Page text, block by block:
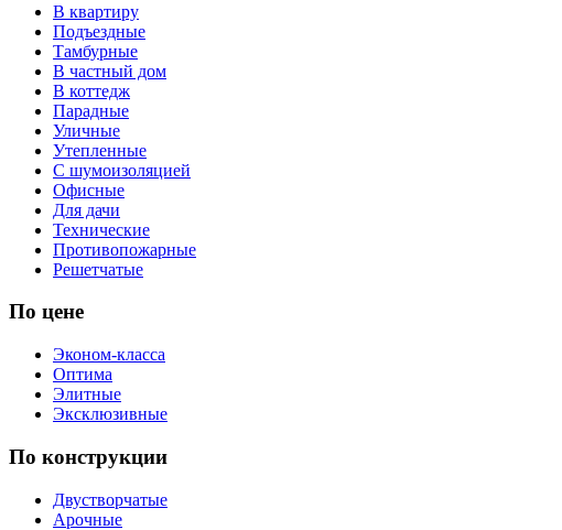
В квартиру
Подъездные
Тамбурные
В частный дом
В коттедж
Парадные
Уличные
Утепленные
С шумоизоляцией
Офисные
Для дачи
Технические
Противопожарные
Решетчатые
По цене
Эконом-класса
Оптима
Элитные
Эксклюзивные
По конструкции
Двустворчатые
Арочные